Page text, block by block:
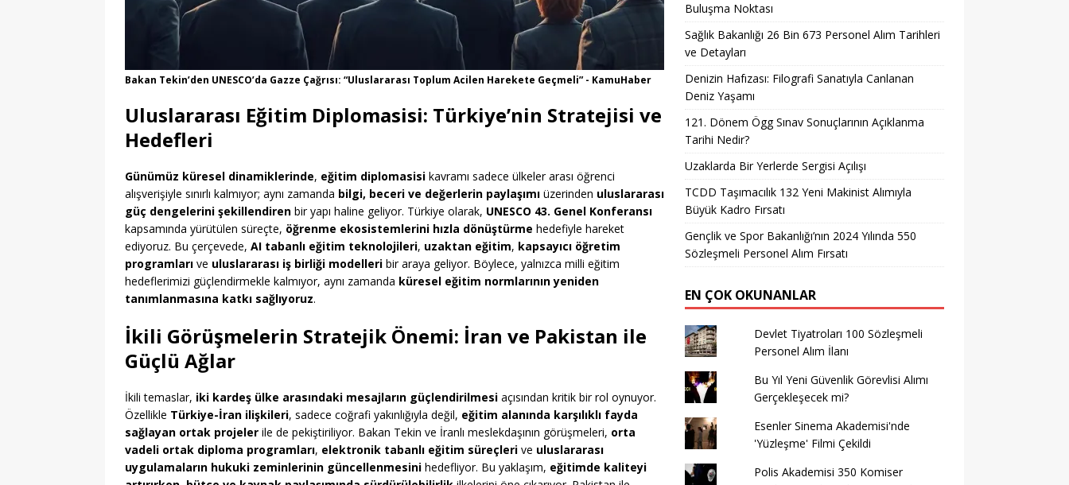
Bakan Tekin’den UNESCO’da Gazze Çağrısı: “Uluslararası Toplum Acilen Harekete Geçmeli” - KamuHaber
Uluslararası Eğitim Diplomasisi: Türkiye’nin Stratejisi ve
Hedefleri
Günümüz küresel dinamiklerinde, eğitim diplomasisi kavramı sadece ülkeler arası öğrenci
alışverişiyle sınırlı kalmıyor; aynı zamanda bilgi, beceri ve değerlerin paylaşımı üzerinden uluslararası
güç dengelerini şekillendiren bir yapı haline geliyor. Türkiye olarak, UNESCO 43. Genel Konferansı
kapsamında yürütülen süreçte, öğrenme ekosistemlerini hızla dönüştürme hedefiyle hareket
ediyoruz. Bu çerçevede, AI tabanlı eğitim teknolojileri, uzaktan eğitim, kapsayıcı öğretim
programları ve uluslararası iş birliği modelleri bir araya geliyor. Böylece, yalnızca milli eğitim
hedeflerimizi güçlendirmekle kalmıyor, aynı zamanda küresel eğitim normlarının yeniden
tanımlanmasına katkı sağlıyoruz.
İkili Görüşmelerin Stratejik Önemi: İran ve Pakistan ile
Güçlü Ağlar
İkili temaslar, iki kardeş ülke arasındaki mesajların güçlendirilmesi açısından kritik bir rol oynuyor.
Özellikle Türkiye-İran ilişkileri, sadece coğrafi yakınlığıyla değil, eğitim alanında karşılıklı fayda
sağlayan ortak projeler ile de pekiştiriliyor. Bakan Tekin ve İranlı meslekdaşının görüşmeleri, orta
vadeli ortak diploma programları, elektronik tabanlı eğitim süreçleri ve uluslararası
uygulamaların hukuki zeminlerinin güncellenmesini hedefliyor. Bu yaklaşım, eğitimde kaliteyi
Buluşma Noktası
Sağlık Bakanlığı 26 Bin 673 Personel Alım Tarihleri
ve Detayları
Denizin Hafızası: Filografi Sanatıyla Canlanan
Deniz Yaşamı
121. Dönem Ögg Sınav Sonuçlarının Açıklanma
Tarihi Nedir?
Uzaklarda Bir Yerlerde Sergisi Açılışı
TCDD Taşımacılık 132 Yeni Makinist Alımıyla
Büyük Kadro Fırsatı
Gençlik ve Spor Bakanlığı’nın 2024 Yılında 550
Sözleşmeli Personel Alım Fırsatı
EN ÇOK OKUNANLAR
Devlet Tiyatroları 100 Sözleşmeli
Personel Alım İlanı
Bu Yıl Yeni Güvenlik Görevlisi Alımı
Gerçekleşecek mi?
Esenler Sinema Akademisi'nde
'Yüzleşme' Filmi Çekildi
Polis Akademisi 350 Komiser